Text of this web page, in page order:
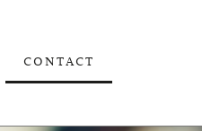
CONTACT